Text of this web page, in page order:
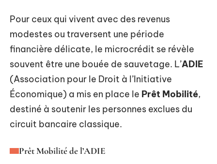
Pour ceux qui vivent avec des revenus
modestes ou traversent une période
financière délicate, le microcrédit se révèle
souvent être une bouée de sauvetage. L’ADIE
(Association pour le Droit à l’Initiative
Économique) a mis en place le Prêt Mobilité,
destiné à soutenir les personnes exclues du
circuit bancaire classique.
Prêt Mobilité de l’ADIE